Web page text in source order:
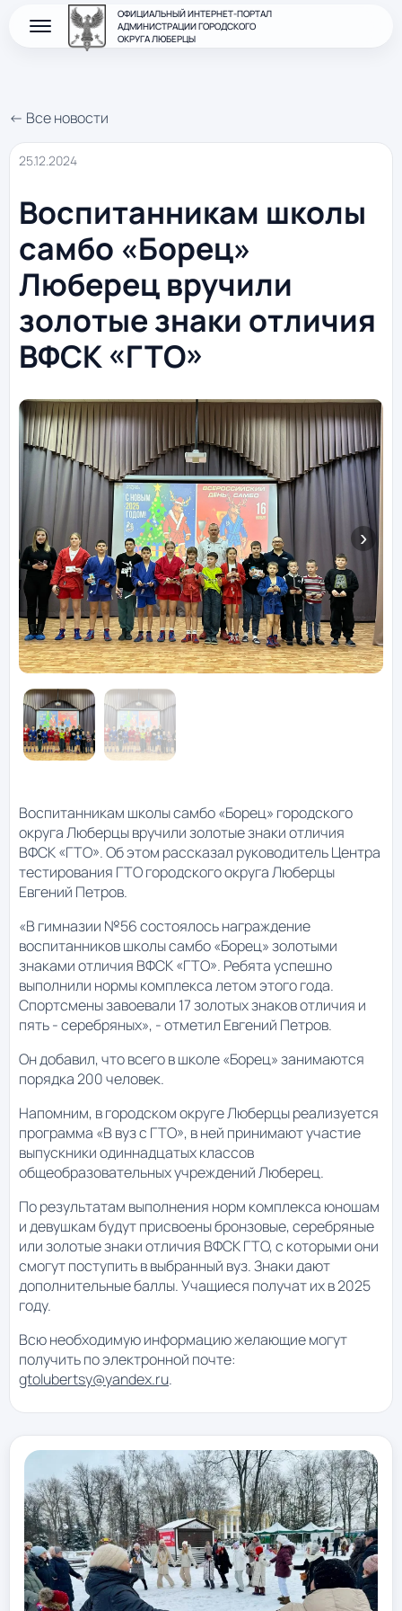
ОФИЦИАЛЬНЫЙ ИНТЕРНЕТ-ПОРТАЛ
АДМИНИСТРАЦИИ ГОРОДСКОГО
ОКРУГА ЛЮБЕРЦЫ
← Все новости
25.12.2024
Воспитанникам школы
самбо «Борец»
Люберец вручили
золотые знаки отличия
ВФСК «ГТО»
Воспитанникам школы самбо «Борец» городского
округа Люберцы вручили золотые знаки отличия
ВФСК «ГТО». Об этом рассказал руководитель Центра
тестирования ГТО городского округа Люберцы
Евгений Петров.
«В гимназии №56 состоялось награждение
воспитанников школы самбо «Борец» золотыми
знаками отличия ВФСК «ГТО». Ребята успешно
выполнили нормы комплекса летом этого года.
Спортсмены завоевали 17 золотых знаков отличия и
пять - серебряных», - отметил Евгений Петров.
Он добавил, что всего в школе «Борец» занимаются
порядка 200 человек.
Напомним, в городском округе Люберцы реализуется
программа «В вуз с ГТО», в ней принимают участие
выпускники одиннадцатых классов
общеобразовательных учреждений Люберец.
По результатам выполнения норм комплекса юношам
и девушкам будут присвоены бронзовые, серебряные
или золотые знаки отличия ВФСК ГТО, с которыми они
смогут поступить в выбранный вуз. Знаки дают
дополнительные баллы. Учащиеся получат их в 2025
году.
Всю необходимую информацию желающие могут
получить по электронной почте:
gtolubertsy@yandex.ru.